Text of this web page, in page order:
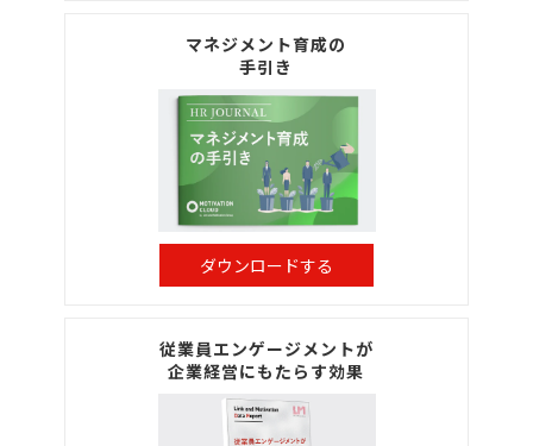
マネジメント育成の
手引き
ダウンロードする
従業員エンゲージメントが
企業経営にもたらす効果